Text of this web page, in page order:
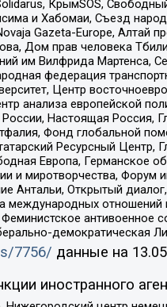
КрымSOS,
и Хабомаи, Съезд
Gazeta-Europe,
Дом прав человека
им Вилфрида Мартенса,
федерация
Центр
анализа европейской
Настоящая Россия,
Фонд глобальной
Ресурсный Центр,
Европа, Германское
и миротворчества, Форум
Антальи, Открытый
международных
антивоенное
демократическая
7756/ данные на
иностранного